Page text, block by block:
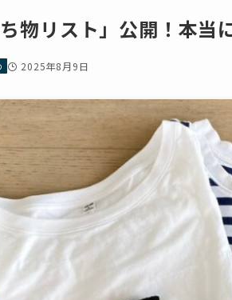
物リスト」公開！本当
2025年8月9日